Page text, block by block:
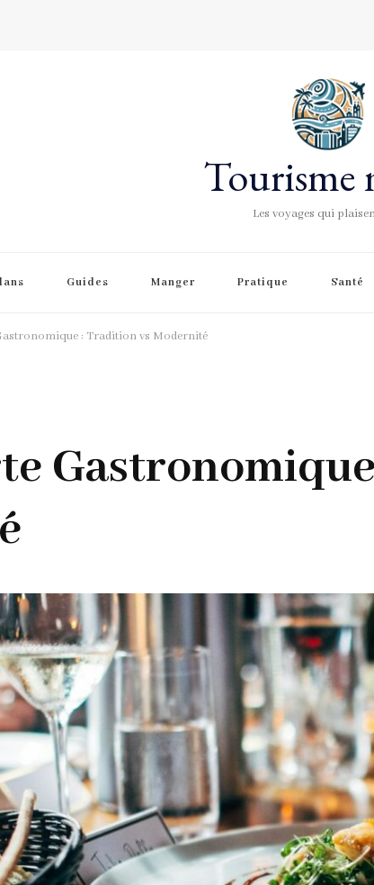
Tourisme
Les voyages qui
Guides Manger Pratique Santé
: Tradition vs Modernité